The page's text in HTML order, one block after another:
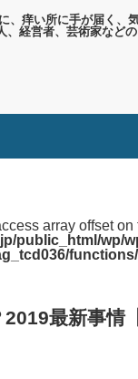
痒い所に手が届く
経営者、芸術家など
array offset on
public_html/wp/
最新事情